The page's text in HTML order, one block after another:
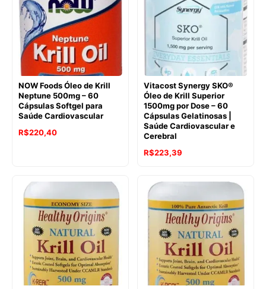
R$537,18.R$308,18.
R$401,52.R$297,57.
NOW Foods Óleo de Krill
Neptune 500mg – 60
Cápsulas Softgel para
Saúde Cardiovascular
O
R$321,20.
R$220,40O
Vitacost Synergy SKO®
Óleo de Krill Superior
1500mg por Dose – 60
Cápsulas Gelatinosas |
Saúde Cardiovascular e
Cerebral
R$223,39